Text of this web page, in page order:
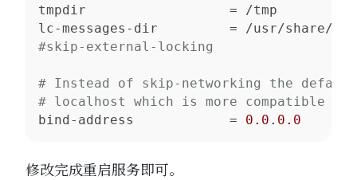
tmpdir
lc-messages-dir
#skip-external-locking
# Instead of skip-networking the
# localhost which is more compatible
bind-address
            =
0.0 . 0.0
修改完成重启服务即可。